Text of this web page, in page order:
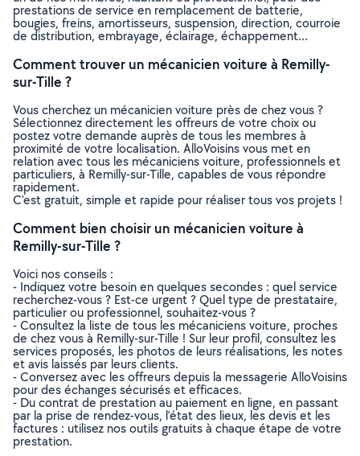
prestations de service en remplacement de batterie,
bougies, freins, amortisseurs, suspension, direction, courroie
de distribution, embrayage, éclairage, échappement…
Comment trouver un mécanicien voiture à Remilly-
sur-Tille ?
Vous cherchez un mécanicien voiture près de chez vous ?
Sélectionnez directement les offreurs de votre choix ou
postez votre demande auprès de tous les membres à
proximité de votre localisation. AlloVoisins vous met en
relation avec tous les mécaniciens voiture, professionnels et
particuliers, à Remilly-sur-Tille, capables de vous répondre
rapidement.
C’est gratuit, simple et rapide pour réaliser tous vos projets !
Comment bien choisir un mécanicien voiture à
Remilly-sur-Tille ?
Voici nos conseils :
- Indiquez votre besoin en quelques secondes : quel service
recherchez-vous ? Est-ce urgent ? Quel type de prestataire,
particulier ou professionnel, souhaitez-vous ?
- Consultez la liste de tous les mécaniciens voiture, proches
de chez vous à Remilly-sur-Tille ! Sur leur profil, consultez les
services proposés, les photos de leurs réalisations, les notes
et avis laissés par leurs clients.
- Conversez avec les offreurs depuis la messagerie AlloVoisins
pour des échanges sécurisés et efficaces.
- Du contrat de prestation au paiement en ligne, en passant
par la prise de rendez-vous, l’état des lieux, les devis et les
factures : utilisez nos outils gratuits à chaque étape de votre
prestation.